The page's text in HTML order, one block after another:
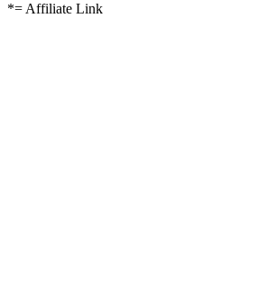
*= Affiliate Link